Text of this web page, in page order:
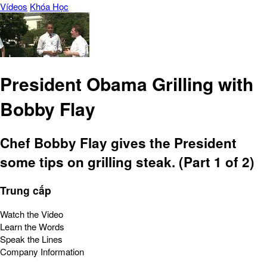
Vídeos Khóa Học
President Obama Grilling with
Bobby Flay
Chef Bobby Flay gives the President
some tips on grilling steak. (Part 1 of 2)
Trung cấp
Watch the Video
Learn the Words
Speak the Lines
Company Information